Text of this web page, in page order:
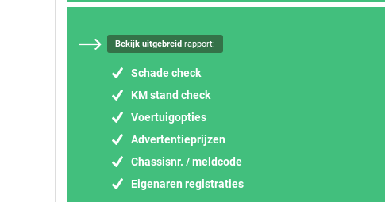
Bekijk uitgebreid rapport:
Schade check
KM stand check
Voertuigopties
Advertentieprijzen
Chassisnr. / meldcode
Eigenaren registraties